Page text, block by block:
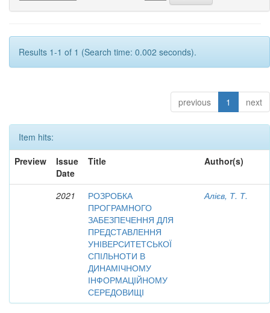
Results 1-1 of 1 (Search time: 0.002 seconds).
previous 1 next
Item hits:
Preview
Issue
Date
Title Author(s)
2021
РОЗРОБКА
ПРОГРАМНОГО
ЗАБЕЗПЕЧЕННЯ ДЛЯ
ПРЕДСТАВЛЕННЯ
УНІВЕРСИТЕТСЬКОЇ
СПІЛЬНОТИ В
ДИНАМІЧНОМУ
ІНФОРМАЦІЙНОМУ
СЕРЕДОВИЩІ
Алієв, Т. Т.